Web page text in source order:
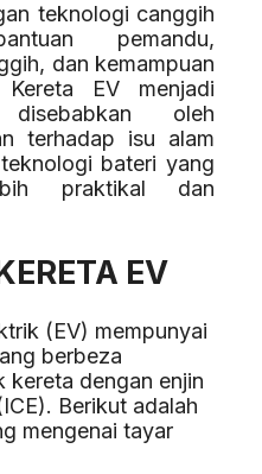
teknologi canggih
pemandu,
dan kemampuan
EV menjadi
oleh
terhadap isu alam
bateri yang
praktikal dan
EV
(EV) mempunyai
berbeza
kereta dengan enjin
Berikut adalah
mengenai tayar